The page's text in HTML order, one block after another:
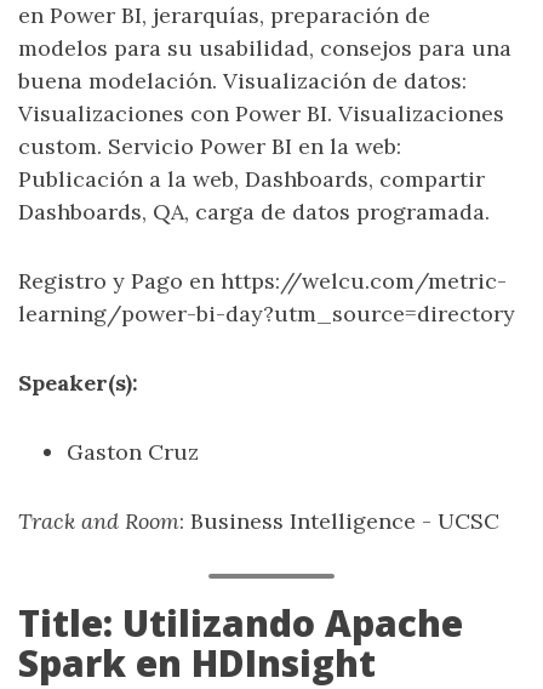
en Power BI, jerarquías, preparación de
modelos para su usabilidad, consejos para una
buena modelación. Visualización de datos:
Visualizaciones con Power BI. Visualizaciones
custom. Servicio Power BI en la web:
Publicación a la web, Dashboards, compartir
Dashboards, QA, carga de datos programada.
Registro y Pago en https://welcu.com/metric-
learning/power-bi-day?utm_source=directory
Speaker(s):
Gaston Cruz
Track and Room: Business Intelligence - UCSC
Title: Utilizando Apache
Spark en HDInsight